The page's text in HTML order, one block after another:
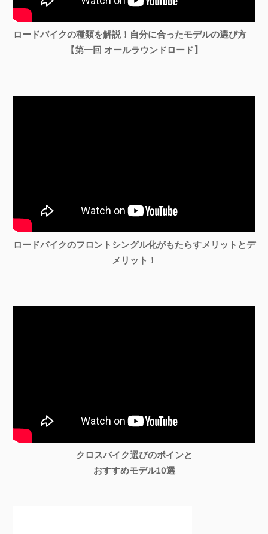
ロードバイクの種類を解説！自分に合ったモデルの選び方
【第一回 オールラウンドロード】
ロードバイクのフロントシングル化がもたらすメリットとデ
メリット！
クロスバイク選びのポインと
おすすめモデル10選